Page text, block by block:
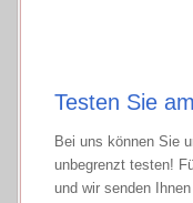
Testen Sie
Bei uns können Sie
unbegrenzt testen!
und wir senden